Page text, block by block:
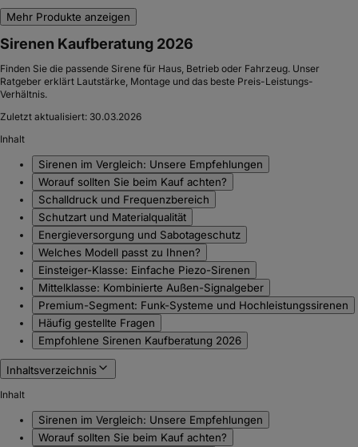
Mehr Produkte anzeigen
Sirenen Kaufberatung 2026
Finden Sie die passende Sirene für Haus, Betrieb oder Fahrzeug. Unser
Ratgeber erklärt Lautstärke, Montage und das beste Preis-Leistungs-
Verhältnis.
Zuletzt aktualisiert: 30.03.2026
Inhalt
Sirenen im Vergleich: Unsere Empfehlungen
Worauf sollten Sie beim Kauf achten?
Schalldruck und Frequenzbereich
Schutzart und Materialqualität
Energieversorgung und Sabotageschutz
Welches Modell passt zu Ihnen?
Einsteiger-Klasse: Einfache Piezo-Sirenen
Mittelklasse: Kombinierte Außen-Signalgeber
Premium-Segment: Funk-Systeme und Hochleistungssirenen
Häufig gestellte Fragen
Empfohlene Sirenen Kaufberatung 2026
Inhaltsverzeichnis
Inhalt
Sirenen im Vergleich: Unsere Empfehlungen
Worauf sollten Sie beim Kauf achten?